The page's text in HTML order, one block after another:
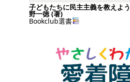
子どもたちに民主主義を教えよ
野一徳 (著)
Bookclub選書